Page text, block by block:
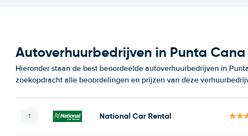
Autoverhuurbedrijven in Punta Cana
Hieronder staan de best beoordeelde autoverhuurbedrijven in
zoekopdracht alle beoordelingen en prijzen van deze
National Car Rental